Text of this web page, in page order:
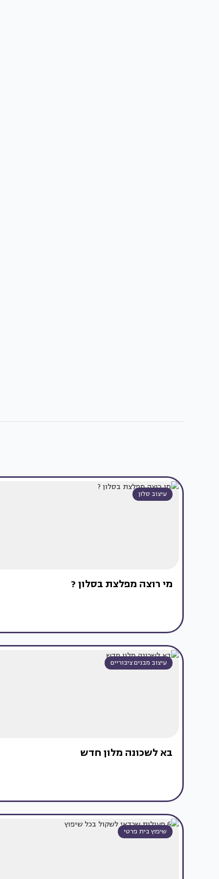
עיצוב סלון
מי רוצה מפלצת בסלון ?
עיצוב מבנים ציבוריים
בא לשכונה מלון חדש
שיפוץ בית פרטי